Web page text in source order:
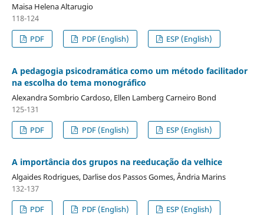
Maisa Helena Altarugio
118-124
PDF
PDF (English) ESP (English)
A pedagogia psicodramática como um método facilitador
na escolha do tema monográfico
Alexandra Sombrio Cardoso, Ellen Lamberg Carneiro Bond
125-131
PDF
PDF (English) ESP (English)
A importância dos grupos na reeducação da velhice
Algaides Rodrigues, Darlise dos Passos Gomes, Ândria Marins
132-137
PDF
PDF (English) ESP (English)